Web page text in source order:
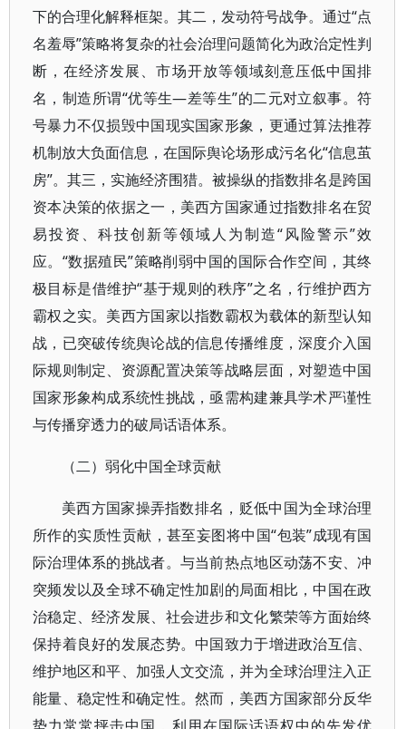
下的合理化解释框架。其二，发动符号战争。通过“点
名羞辱”策略将复杂的社会治理问题简化为政治定性判
断，在经济发展、市场开放等领域刻意压低中国排
名，制造所谓“优等生—差等生”的二元对立叙事。符
号暴力不仅损毁中国现实国家形象，更通过算法推荐
机制放大负面信息，在国际舆论场形成污名化“信息茧
房”。其三，实施经济围猎。被操纵的指数排名是跨国
资本决策的依据之一，美西方国家通过指数排名在贸
易投资、科技创新等领域人为制造“风险警示”效
应。“数据殖民”策略削弱中国的国际合作空间，其终
极目标是借维护“基于规则的秩序”之名，行维护西方
霸权之实。美西方国家以指数霸权为载体的新型认知
战，已突破传统舆论战的信息传播维度，深度介入国
际规则制定、资源配置决策等战略层面，对塑造中国
国家形象构成系统性挑战，亟需构建兼具学术严谨性
与传播穿透力的破局话语体系。
（二）弱化中国全球贡献
美西方国家操弄指数排名，贬低中国为全球治理
所作的实质性贡献，甚至妄图将中国“包装”成现有国
际治理体系的挑战者。与当前热点地区动荡不安、冲
突频发以及全球不确定性加剧的局面相比，中国在政
治稳定、经济发展、社会进步和文化繁荣等方面始终
保持着良好的发展态势。中国致力于增进政治互信、
维护地区和平、加强人文交流，并为全球治理注入正
能量、稳定性和确定性。然而，美西方国家部分反华